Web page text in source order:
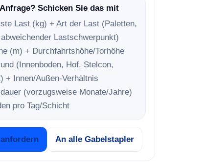
Schicken Sie das mit
Last (kg) + Art der Last (Paletten,
Lastschwerpunkt)
(m) + Durchfahrtshöhe/Torhöhe
(Innenboden, Hof, Stelcon,
+ Innen/Außen-Verhältnis
(vorzugsweise Monate/Jahre)
pro Tag/Schicht
An alle Gabelstapler